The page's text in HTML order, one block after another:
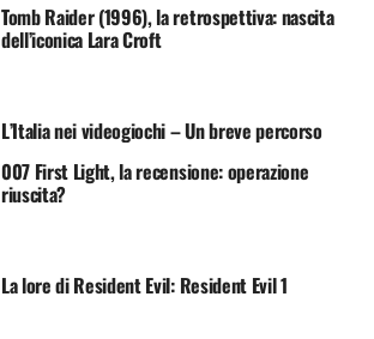
Tomb Raider (1996), la retrospettiva: nascita
dell’iconica Lara Croft
L’Italia nei videogiochi – Un breve percorso
007 First Light, la recensione: operazione
riuscita?
La lore di Resident Evil: Resident Evil 1